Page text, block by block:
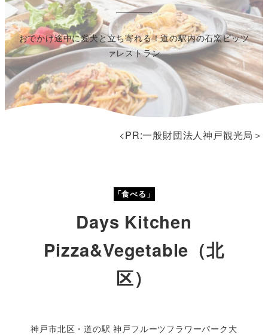
おでかけ途中に愛犬と立ち寄れる！道の駅内の石窯ピッツ
ァレストラン
<PR:一般財団法人神戸観光局＞
「食べる」
Days Kitchen
Pizza&Vegetable（北
区）
神戸市北区・道の駅 神戸フルーツフラワーパーク大